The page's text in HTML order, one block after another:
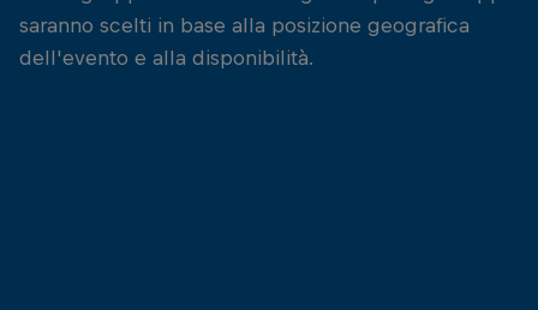
saranno scelti in base alla posizione geografica
dell'evento e alla disponibilità.